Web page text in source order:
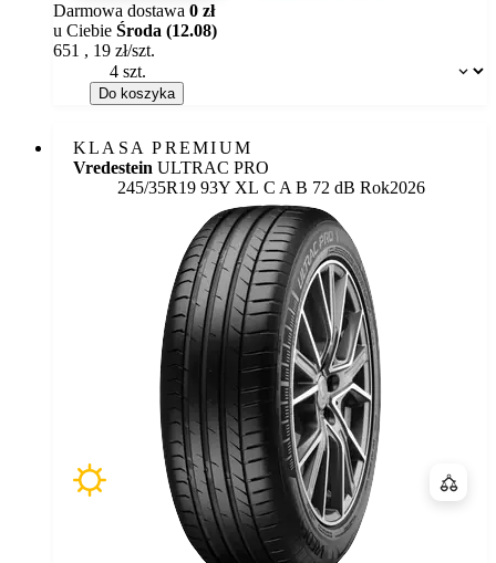
Dostępność:
Darmowa dostawa 0 zł
u Ciebie Środa (12.08)
651 , 19 zł/szt.
Do koszyka
KLASA PREMIUM
Vredestein ULTRAC PRO
245/35R19 93Y XL Etykieta:
C A B 72 dB Rok2026